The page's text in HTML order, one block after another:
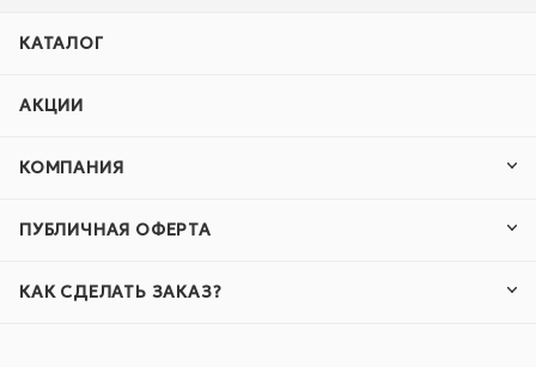
КАТАЛОГ
АКЦИИ
КОМПАНИЯ
ПУБЛИЧНАЯ ОФЕРТА
КАК СДЕЛАТЬ ЗАКАЗ?